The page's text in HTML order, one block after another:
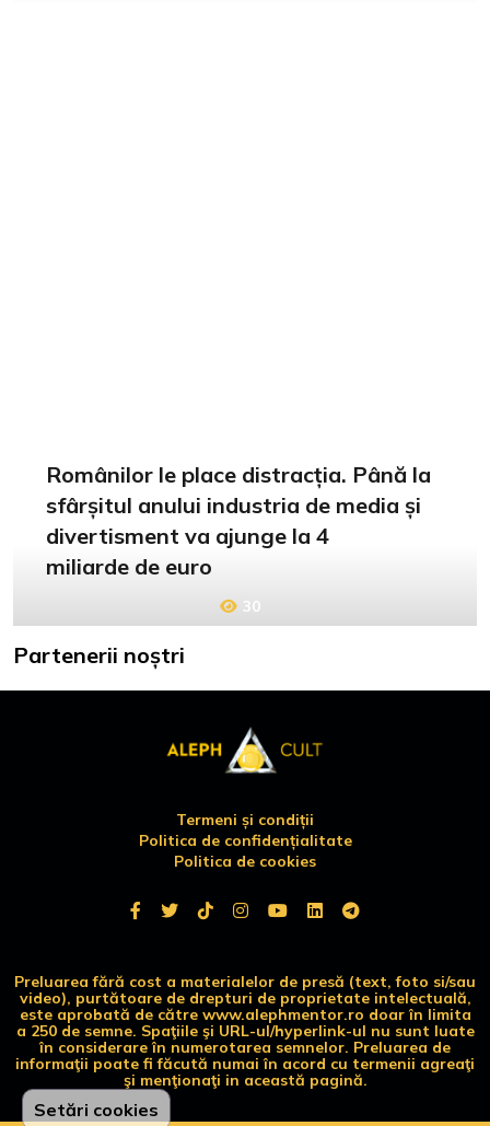
Românilor le place distracția. Până la
sfârșitul anului industria de media și
divertisment va ajunge la 4
miliarde de euro
30
Partenerii noștri
Setări cookies
Termeni și condiții
Politica de confidențialitate
Politica de cookies
Preluarea fără cost a materialelor de presă (text, foto si/sau
video), purtătoare de drepturi de proprietate intelectuală,
este aprobată de către www.alephmentor.ro doar în limita
a 250 de semne. Spaţiile şi URL-ul/hyperlink-ul nu sunt luate
în considerare în numerotarea semnelor. Preluarea de
informaţii poate fi făcută numai în acord cu termenii agreaţi
şi menţionaţi in această pagină.